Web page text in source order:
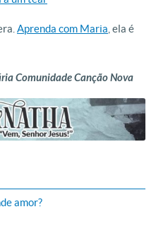
Aprenda com Maria , ela é
Comunidade Canção Nova
amor?